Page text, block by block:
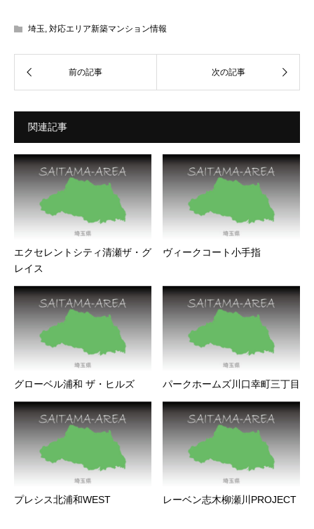
埼玉 対応エリア新築マンション情報
関連記事
エクセレントシティ清瀬ザ・グ
レイス
ヴィークコート小手指
グローベル浦和 ザ・ヒルズ パークホームズ川口幸町三丁目
プレシス北浦和WEST レーベン志木柳瀬川PROJECT